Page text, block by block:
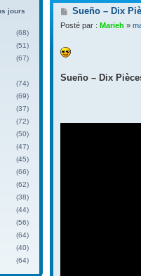
M
s
a
g
Sueño – Dix
Posté par : Marieh »
Sueño – Dix
jours
(68)
(51)
(67)
(74)
(69)
(37)
(72)
(50)
(47)
(45)
(66)
(62)
(38)
(44)
(56)
(64)
(40)
(64)